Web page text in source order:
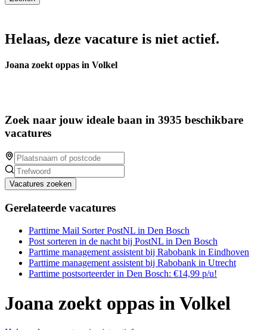
Helaas, deze vacature is niet actief.
Joana zoekt oppas in Volkel
Zoek naar jouw ideale baan in 3935 beschikbare
vacatures
Vacatures zoeken
Gerelateerde vacatures
Parttime Mail Sorter PostNL in Den Bosch
Post sorteren in de nacht bij PostNL in Den Bosch
Parttime management assistent bij Rabobank in Eindhoven
Parttime management assistent bij Rabobank in Utrecht
Parttime postsorteerder in Den Bosch: €14,99 p/u!
Joana zoekt oppas in Volkel